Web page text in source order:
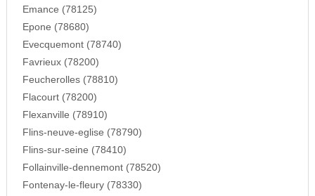
Emance (78125)
Epone (78680)
Evecquemont (78740)
Favrieux (78200)
Feucherolles (78810)
Flacourt (78200)
Flexanville (78910)
Flins-neuve-eglise (78790)
Flins-sur-seine (78410)
Follainville-dennemont (78520)
Fontenay-le-fleury (78330)